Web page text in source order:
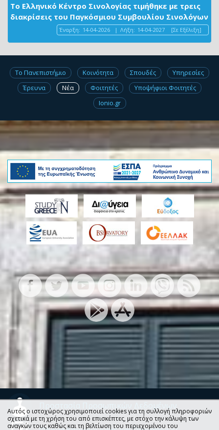
Το Ελληνικό Κέντρο Σινολογίας τιμήθηκε με τρεις
διακρίσεις του Παγκόσμιου Συμβουλίου Σινολόγων
Έναρξη: 14-04-2026 | Λήξη: 14-04-2027 [Σε Εξέλιξη]
Το Πανεπιστήμιο Κοινότητα Σπουδές
Υπηρεσίες
Έρευνα
Νέα Φοιτητές
Υποψήφιοι Φοιτητές
Ionio.gr
Προστασία Προσωπικών Δεδομένων
Αυτός ο ιστοχώρος χρησιμοποιεί cookies για τη συλλογή πληροφοριών
σχετικά με τη χρήση του από επισκέπτες, με στόχο την κάλυψη των
αναγκών τους καθώς και τη βελτίωση του περιεχομένου του